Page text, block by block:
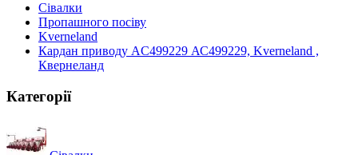
Сівалки
Пропашного посіву
Kverneland
Кардан приводу AC499229 АС499229, Kverneland ,
Квернеланд
Категорії